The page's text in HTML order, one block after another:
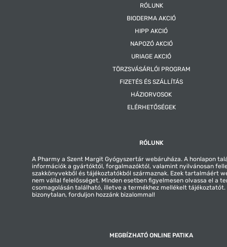
RÓLUNK
BIODERMA AKCIÓ
HIPP AKCIÓ
NAPOZÓ AKCIÓ
URIAGE AKCIÓ
TÖRZSVÁSÁRLÓI PROGRAM
FIZETÉS ÉS SZÁLLÍTÁS
HÁZIORVOSOK
ELÉRHETŐSÉGEK
RÓLUNK
A Pharmy a Szent Margit Gyógyszertár webáruháza. A honlapon
információk a gyártóktól, forgalmazóktól, valamint nyilvánosan
szakkönyvekből és tájékoztatókból származnak. Ezek tartalmáért
nem vállal felelősséget. Minden esetben figyelmesen olvassa el a
csomagolásán található, illetve a termékhez mellékelt tájékoztatót.
bizonytalan, forduljon hozzánk bizalommal!
MEGBÍZHATÓ ONLINE PATIKA